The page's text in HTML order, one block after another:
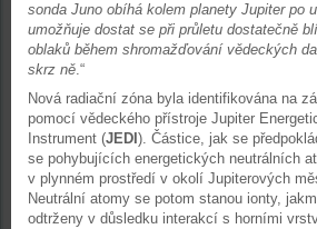
sonda Juno obíhá kolem planety Jupiter po
umožňuje dostat se při průletu dostatečně
oblaků během shromažďování vědeckých
skrz ně.“
Nová radiační zóna byla identifikována na
pomocí vědeckého přístroje Jupiter
Instrument (JEDI ). Částice, jak se
se pohybujících energetických neutrálních
v plynném prostředí v okolí Jupiterových
Neutrální atomy se potom stanou ionty,
odtrženy v důsledku interakcí s horními